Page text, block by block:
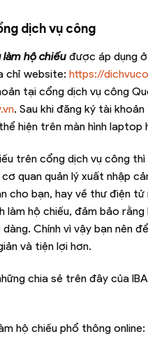
dịch vụ công
hộ chiếu được áp dụng
chỉ website: https://
tại cổng dịch vụ công
. Sau khi đăng ký tài
hiện trên màn hình
trên cổng dịch vụ công
quan quản lý xuất nhập
cho bạn, hay về thư điện
làm hộ chiếu, đảm bảo
Chính vì vậy bạn nên
và tiện lợi hơn.
chia sẻ trên đây của
hộ chiếu phổ thông online: